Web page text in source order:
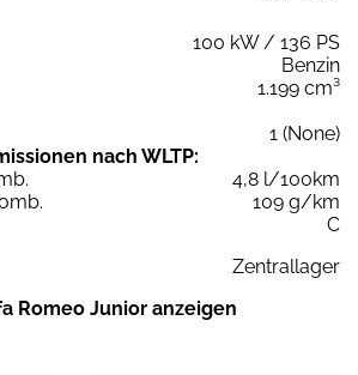
100 kW / 136 PS
Benzin
1.199 cm³
1 (None)
nach WLTP:
4,8 l/100km
109 g/km
C
Zentrallager
Romeo Junior anzeigen